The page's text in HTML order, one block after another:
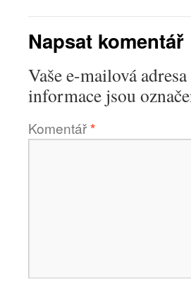
Napsat komentář
Vaše e-mailová
informace jsou
Komentář*